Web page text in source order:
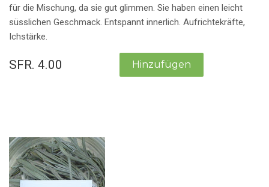
für die Mischung, da sie gut glimmen. Sie haben einen leicht
süsslichen Geschmack. Entspannt innerlich. Aufrichtekräfte,
Ichstärke.
SFR. 4.00